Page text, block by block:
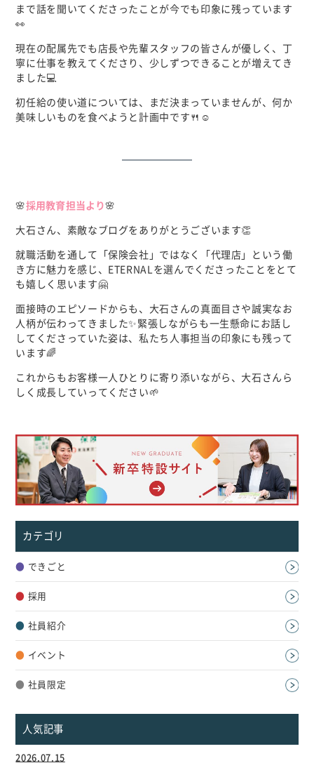
まで話を聞いてくださったことが今でも印象に残っています
👀
現在の配属先でも店長や先輩スタッフの皆さんが優しく、丁
寧に仕事を教えてくださり、少しずつできることが増えてき
ました💻
初任給の使い道については、まだ決まっていませんが、何か
美味しいものを食べようと計画中です🍴☺️
🌸採用教育担当より🌸
大石さん、素敵なブログをありがとうございます👏
就職活動を通して「保険会社」ではなく「代理店」という働
き方に魅力を感じ、ETERNALを選んでくださったことをとて
も嬉しく思います🤗
面接時のエピソードからも、大石さんの真面目さや誠実なお
人柄が伝わってきました✨緊張しながらも一生懸命にお話し
してくださっていた姿は、私たち人事担当の印象にも残って
います🌈
これからもお客様一人ひとりに寄り添いながら、大石さんら
しく成長していってください🌱
カテゴリ
● できごと
● 採用
● 社員紹介
● イベント
● 社員限定
人気記事
2026.07.15